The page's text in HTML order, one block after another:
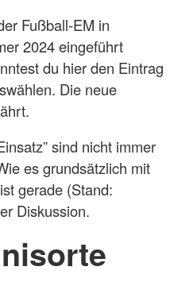
Fußball-EM in
2024 eingeführt
du hier den Eintrag
Die neue
sind nicht immer
es grundsätzlich mit
gerade (Stand:
Diskussion.